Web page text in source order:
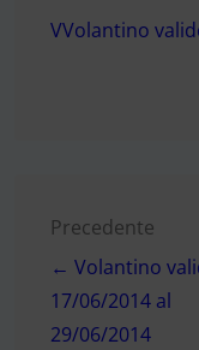
VVolantino
articoli
Precedente
← Volantino
17/06/2014 al
29/06/2014